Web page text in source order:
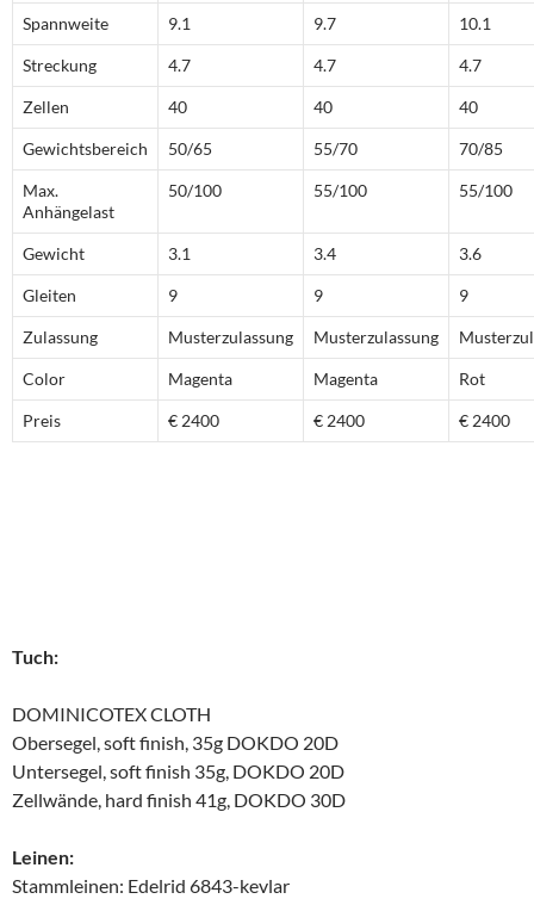
Spannweite 9.1 9.7 10.1
Streckung 4.7 4.7 4.7
Zellen 40 40 40
Gewichtsbereich 50/65 55/70 70/85
Max.
Anhängelast
50/100 55/100 55/100
Gewicht 3.1 3.4 3.6
Gleiten 9 9 9
Zulassung Musterzulassung Musterzulassung
Color Magenta Magenta Rot
Preis € 2400 € 2400 € 2400
Tuch:
DOMINICOTEX CLOTH
Obersegel, soft finish, 35g DOKDO 20D
Untersegel, soft finish 35g, DOKDO 20D
Zellwände, hard finish 41g, DOKDO 30D
Leinen:
Stammleinen: Edelrid 6843-kevlar